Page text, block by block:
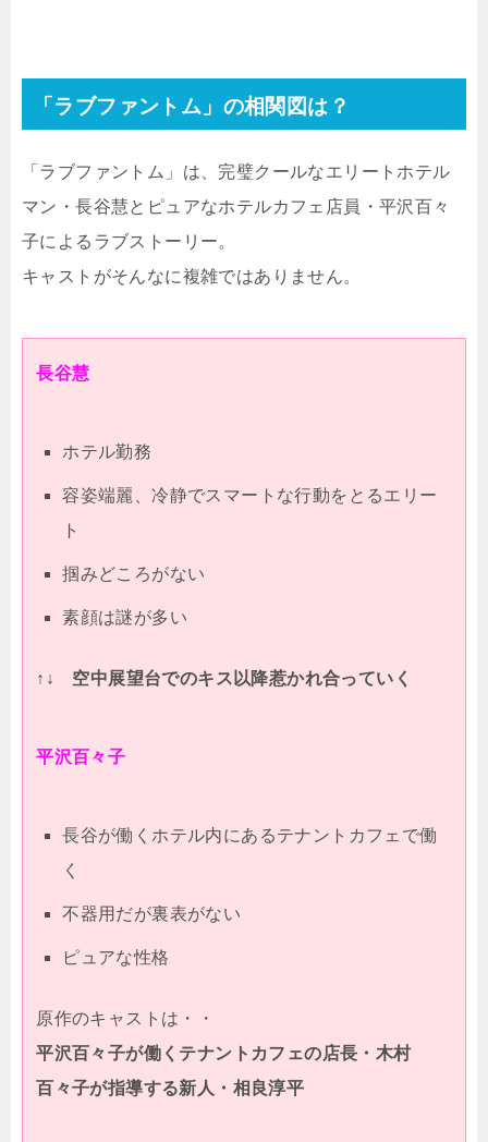
「ラブファントム」の相関図は？
「ラブファントム」は、完璧クールなエリートホテル
マン・長谷慧とピュアなホテルカフェ店員・平沢百々
子によるラブストーリー。
キャストがそんなに複雑ではありません。
長谷慧
ホテル勤務
容姿端麗、冷静でスマートな行動をとるエリー
ト
掴みどころがない
素顔は謎が多い
↑↓ 空中展望台でのキス以降惹かれ合っていく
平沢百々子
長谷が働くホテル内にあるテナントカフェで働
く
不器用だが裏表がない
ピュアな性格
原作のキャストは・・
平沢百々子が働くテナントカフェの店長・木村
百々子が指導する新人・相良淳平